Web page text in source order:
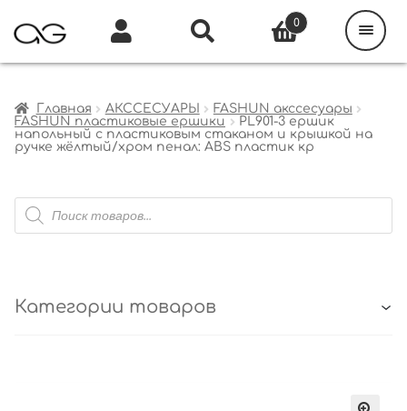
Главная АКССЕСУАРЫ
FASHUN акссесуары
FASHUN пластиковые ершики
PL901-3 ершик
напольный с пластиковым стаканом и крышкой на
ручке жёлтый/хром пенал: ABS пластик кр
Поиск
товаров
Категории товаров
0